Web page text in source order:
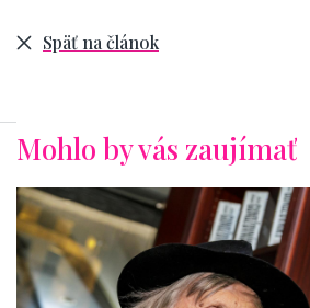
Späť na článok
Mohlo by vás zaujímať